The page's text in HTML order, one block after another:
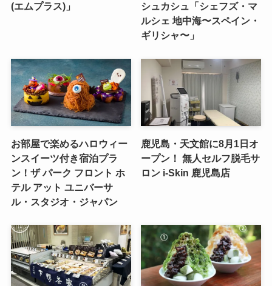
(エムプラス)」
シュカシュ「シェフズ・マ
ルシェ 地中海〜スペイン・
ギリシャ〜」
お部屋で楽めるハロウィー
ンスイーツ付き宿泊プラ
ン！ザ パーク フロント ホ
テル アット ユニバーサ
ル・スタジオ・ジャパン
鹿児島・天文館に8月1日オ
ープン！ 無人セルフ脱毛サ
ロン i-Skin 鹿児島店